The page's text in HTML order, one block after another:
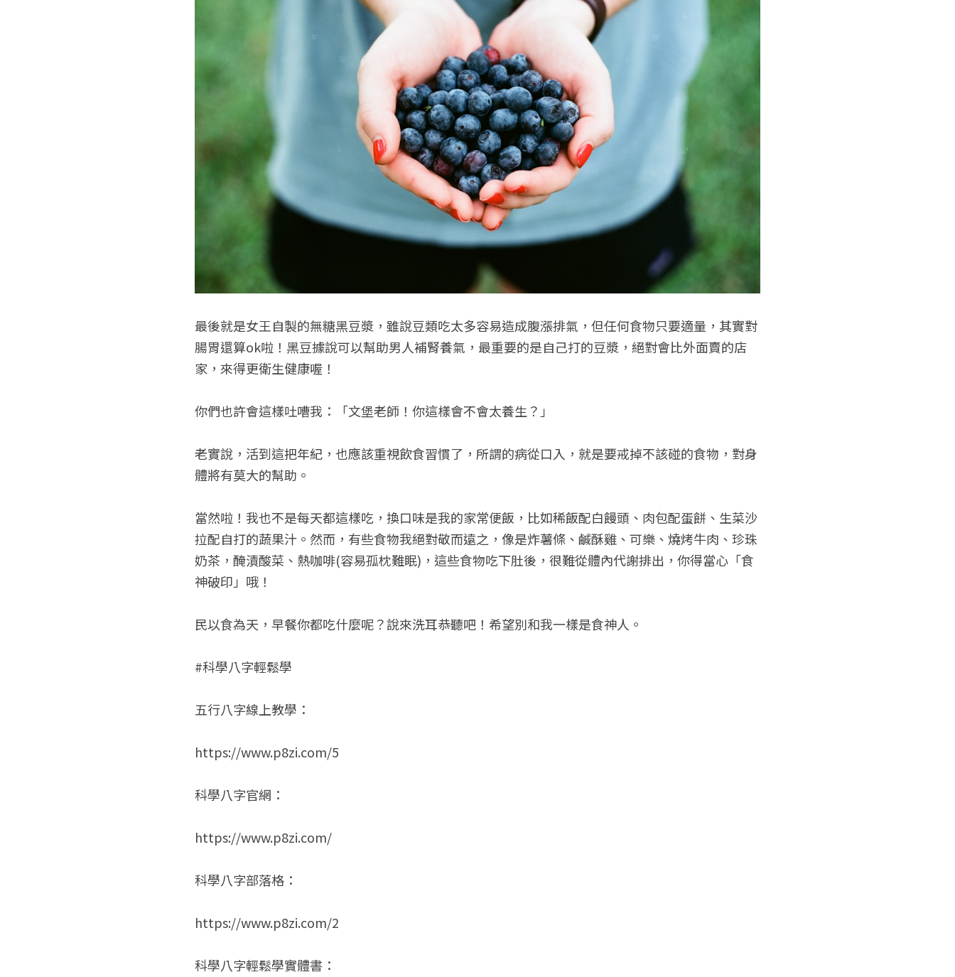
最後就是女王自製的無糖黑豆漿，雖說豆類吃太多容易造成腹漲排氣，但任何食物只要適量，其實對
腸胃還算ok啦！黑豆據說可以幫助男人補腎養氣，最重要的是自己打的豆漿，絕對會比外面賣的店
家，來得更衛生健康喔！
你們也許會這樣吐嘈我：「文堡老師！你這樣會不會太養生？」
老實說，活到這把年紀，也應該重視飲食習慣了，所謂的病從口入，就是要戒掉不該碰的食物，對身
體將有莫大的幫助。
當然啦！我也不是每天都這樣吃，換口味是我的家常便飯，比如稀飯配白饅頭、肉包配蛋餅、生菜沙
拉配自打的蔬果汁。然而，有些食物我絕對敬而遠之，像是炸薯條、鹹酥雞、可樂、燒烤牛肉、珍珠
奶茶，醃漬酸菜、熱咖啡(容易孤枕難眠)，這些食物吃下肚後，很難從體內代謝排出，你得當心「食
神破印」哦！
民以食為天，早餐你都吃什麼呢？說來洗耳恭聽吧！希望別和我一樣是食神人。
#科學八字輕鬆學
五行八字線上教學：
https://www.p8zi.com/5
科學八字官網：
https://www.p8zi.com/
科學八字部落格：
https://www.p8zi.com/2
科學八字輕鬆學實體書：